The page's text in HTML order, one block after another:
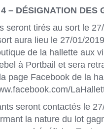
– DÉSIGNATION DES
seront tirés au sort le
aura lieu le 27/01/
de la hallette aux
à Portbail et sera
page Facebook de la
seront contactés le
la nature du lot